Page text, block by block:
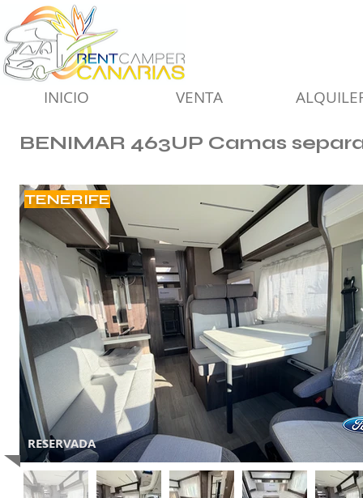
INICIO VENTA
BENIMAR 463UP Camas
RESERVADA
TENERIFE